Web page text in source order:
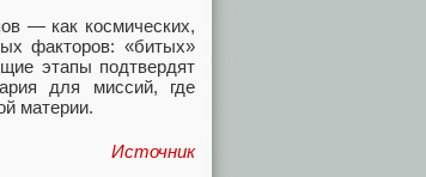
— как космических,
факторов: «битых»
этапы подтвердят
для миссий, где
материи.
Источник